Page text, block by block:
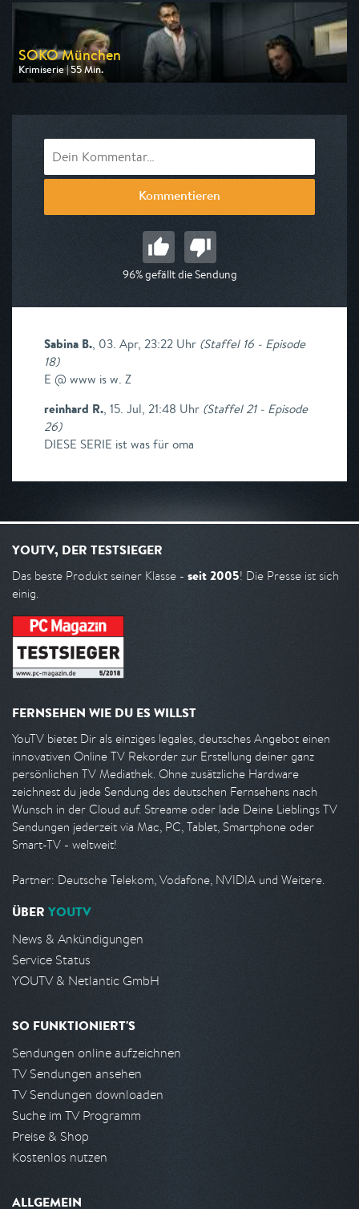
am 09.08.2026, 22:05
SOKO München
Krimiserie | 55 Min.
Ausgestrahlt von ZDF
Kommentieren
96% gefällt die Sendung
Sabina B., 03. Apr, 23:22 Uhr (Staffel 16 - Episode
18)
E @ www is w. Z
reinhard R., 15. Jul, 21:48 Uhr (Staffel 21 - Episode
26)
DIESE SERIE ist was für oma
YOUTV, DER TESTSIEGER
Das beste Produkt seiner Klasse - seit 2005! Die Presse ist sich
einig.
FERNSEHEN WIE DU ES WILLST
YouTV bietet Dir als einziges legales, deutsches Angebot einen
innovativen Online TV Rekorder zur Erstellung deiner ganz
persönlichen TV Mediathek. Ohne zusätzliche Hardware
zeichnest du jede Sendung des deutschen Fernsehens nach
Wunsch in der Cloud auf. Streame oder lade Deine Lieblings TV
Sendungen jederzeit via Mac, PC, Tablet, Smartphone oder
Smart-TV - weltweit!
Partner: Deutsche Telekom, Vodafone, NVIDIA und Weitere.
ÜBER YOUTV
News & Ankündigungen
Service Status
YOUTV & Netlantic GmbH
SO FUNKTIONIERT'S
Sendungen online aufzeichnen
TV Sendungen ansehen
TV Sendungen downloaden
Suche im TV Programm
Preise & Shop
Kostenlos nutzen
ALLGEMEIN